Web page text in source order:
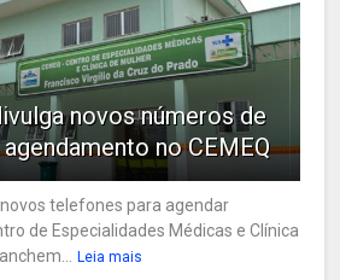
novos números de
no CEMEQ
telefones para agendar
de Especialidades Médicas e Clínica
Leia mais